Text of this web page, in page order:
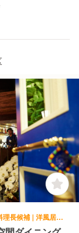
居酒屋, 創作・ダイニングバー | 料理長・料理長候補 | 洋風居酒屋 ペコリ 渋谷店